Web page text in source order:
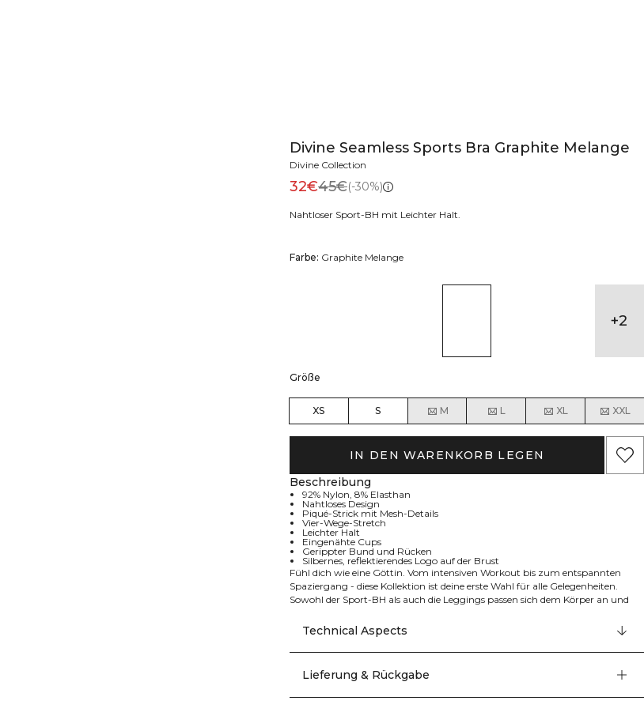
Divine Seamless Sports Bra Graphite Melange
Divine Collection
32€45€(-30%)
Nahtloser Sport-BH mit Leichter Halt.
Farbe: Graphite Melange
+2
Größe
XS S M L XL XXL
IN DEN WARENKORB LEGEN
Beschreibung
92% Nylon, 8% Elasthan
Nahtloses Design
Piqué-Strick mit Mesh-Details
Vier-Wege-Stretch
Leichter Halt
Eingenähte Cups
Gerippter Bund und Rücken
Silbernes, reflektierendes Logo auf der Brust
Fühl dich wie eine Göttin. Vom intensiven Workout bis zum entspannten
Spaziergang - diese Kollektion ist deine erste Wahl für alle Gelegenheiten.
Sowohl der Sport-BH als auch die Leggings passen sich dem Körper an und
täglichen Routine bieten.
Dieser Sport-BH ist mit gestrickten Details versehen, die deine Fortschritte
verstärken, damit du dich wie eine Göttin fühlst. Das Vier-Wege-
gerippte Bund und der gerippte Rücken geben Halt und sorgen dafür, dass
Technical Aspects
Lieferung & Rückgabe